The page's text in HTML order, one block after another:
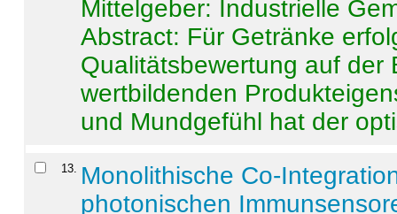
Mittelgeber: Industrielle
Abstract: Für Getränke
Qualitätsbewertung auf der
wertbildenden
und Mundgefühl hat der
13
Monolithische Co-
photonischen